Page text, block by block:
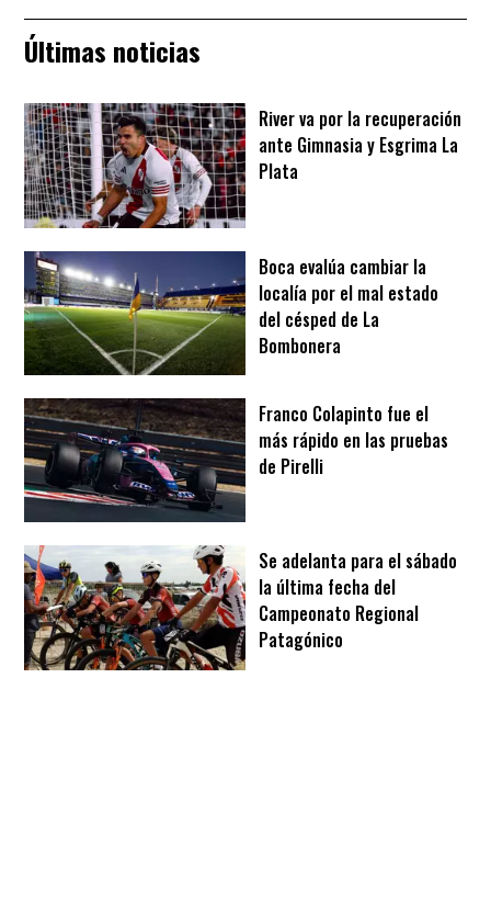
Últimas noticias
River va por la recuperación
ante Gimnasia y Esgrima La
Plata
Boca evalúa cambiar la
localía por el mal estado
del césped de La
Bombonera
Franco Colapinto fue el
más rápido en las pruebas
de Pirelli
Se adelanta para el sábado
la última fecha del
Campeonato Regional
Patagónico